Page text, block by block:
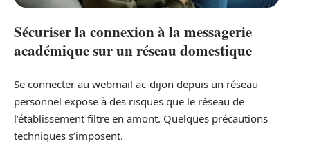
Sécuriser la connexion à la messagerie
académique sur un réseau domestique
Se connecter au webmail ac-dijon depuis un réseau
personnel expose à des risques que le réseau de
l’établissement filtre en amont. Quelques précautions
techniques s’imposent.